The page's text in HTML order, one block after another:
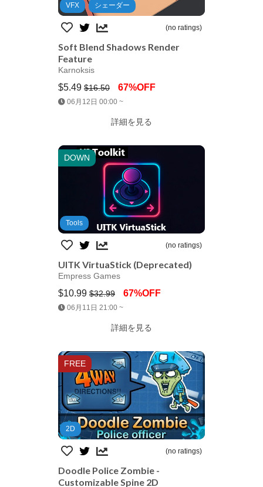
VFX シェーダー
(no ratings)
Soft Blend Shadows Render
Feature
Karnoksis
$5.49 $16.50 67%OFF
06月12日 00:00 ~
詳細を見る
DOWN
Jump AssetStore
Tools
(no ratings)
UITK VirtuaStick (Deprecated)
Empress Games
$10.99 $32.99 67%OFF
06月11日 21:00 ~
詳細を見る
FREE
Jump AssetStore
2D
(no ratings)
Doodle Police Zombie -
Customizable Spine 2D